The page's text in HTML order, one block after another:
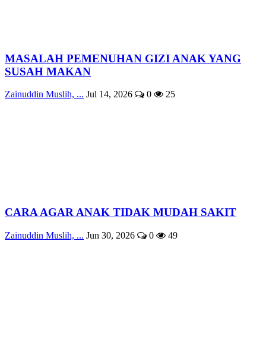
MASALAH PEMENUHAN GIZI ANAK YANG
SUSAH MAKAN
Zainuddin Muslih, ... Jul 14, 2026 0 25
CARA AGAR ANAK TIDAK MUDAH SAKIT
Zainuddin Muslih, ... Jun 30, 2026 0 49